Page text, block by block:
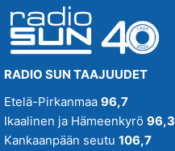
RADIO SUN TAAJUUDET
Etelä-Pirkanmaa 96,7
Ikaalinen ja Hämeenkyrö 96,3
Kankaanpään seutu 106,7